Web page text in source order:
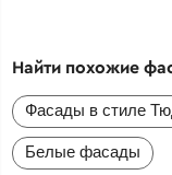
Найти похожие
Фасады в стиле
Белые фасады